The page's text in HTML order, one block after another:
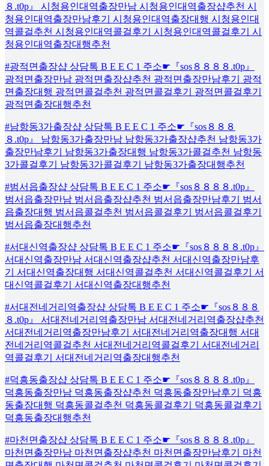
８.t0p』 시청용인대역출장만남 시청용인대역출장샵추천 시
청용인대역출장만남후기 시청용인대역출장대행 시청용인대
역콜걸추천 시청용인대역콜걸후기 시청용인대역콜걸후기 시
청용인대역출장대행추천
#광적면출장샵 상담톡 B E E C 1 주소☛『sos８８８８.t0p』
광적면출장만남 광적면출장샵추천 광적면출장만남후기 광적
면출장대행 광적면콜걸추천 광적면콜걸후기 광적면콜걸후기
광적면출장대행추천
#남항동3가출장샵 상담톡 B E E C 1 주소☛『sos８８８
８.t0p』 남항동3가출장만남 남항동3가출장샵추천 남항동3가
출장만남후기 남항동3가출장대행 남항동3가콜걸추천 남항동
3가콜걸후기 남항동3가콜걸후기 남항동3가출장대행추천
#범서읍출장샵 상담톡 B E E C 1 주소☛『sos８８８８.t0p』
범서읍출장만남 범서읍출장샵추천 범서읍출장만남후기 범서
읍출장대행 범서읍콜걸추천 범서읍콜걸후기 범서읍콜걸후기
범서읍출장대행추천
#서대신역출장샵 상담톡 B E E C 1 주소☛『sos８８８８.t0p』
서대신역출장만남 서대신역출장샵추천 서대신역출장만남후
기 서대신역출장대행 서대신역콜걸추천 서대신역콜걸후기 서
대신역콜걸후기 서대신역출장대행추천
#서대전네거리역출장샵 상담톡 B E E C 1 주소☛『sos８８８
８.t0p』 서대전네거리역출장만남 서대전네거리역출장샵추천
서대전네거리역출장만남후기 서대전네거리역출장대행 서대
전네거리역콜걸추천 서대전네거리역콜걸후기 서대전네거리
역콜걸후기 서대전네거리역출장대행추천
#덕흥동출장샵 상담톡 B E E C 1 주소☛『sos８８８８.t0p』
덕흥동출장만남 덕흥동출장샵추천 덕흥동출장만남후기 덕흥
동출장대행 덕흥동콜걸추천 덕흥동콜걸후기 덕흥동콜걸후기
덕흥동출장대행추천
#마천면출장샵 상담톡 B E E C 1 주소☛『sos８８８８.t0p』
마천면출장만남 마천면출장샵추천 마천면출장만남후기 마천